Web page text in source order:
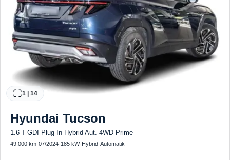
1 14
Hyundai Tucson
1.6 T-GDI Plug-In Hybrid Aut. 4WD Prime
49.000 km·07/2024· 185 kW· Hybrid·Automatik